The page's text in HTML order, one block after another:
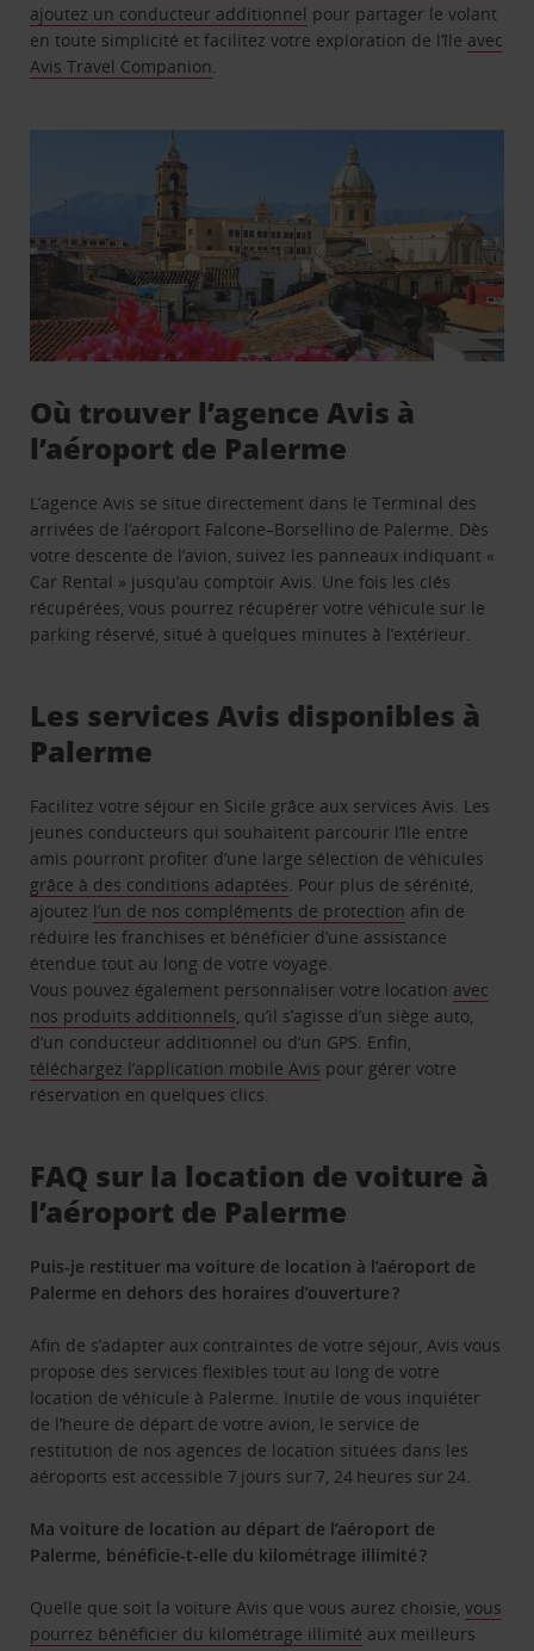
ajoutez un conducteur additionnel pour partager le volant
en toute simplicité et facilitez votre exploration de l’île avec
Avis Travel Companion
Où trouver l’agence Avis à
l’aéroport de Palerme
L’agence Avis se situe directement dans le Terminal des
arrivées de l’aéroport Falcone–Borsellino de Palerme. Dès
votre descente de l’avion, suivez les panneaux indiquant «
Car Rental » jusqu’au comptoir Avis. Une fois les clés
récupérées, vous pourrez récupérer votre véhicule sur le
parking réservé, situé à quelques minutes à l’extérieur.
Les services Avis disponibles à
Palerme
Facilitez votre séjour en Sicile grâce aux services Avis. Les
jeunes conducteurs qui souhaitent parcourir l’île entre
amis pourront profiter d’une large sélection de véhicules
grâce à des conditions adaptées . Pour plus de sérénité,
ajoutez l’un de nos compléments de protection afin de
réduire les franchises et bénéficier d’une assistance
étendue tout au long de votre voyage.
Vous pouvez également personnaliser votre location avec
nos produits additionnels , qu’il s’agisse d’un siège auto,
d’un conducteur additionnel ou d’un GPS. Enfin,
téléchargez l’application mobile Avis pour gérer votre
réservation en quelques clics.
FAQ sur la location de voiture à
l’aéroport de Palerme
Puis-je restituer ma voiture de location à l’aéroport de
Palerme en dehors des horaires d’ouverture ?
Afin de s’adapter aux contraintes de votre séjour, Avis vous
propose des services flexibles tout au long de votre
location de véhicule à Palerme. Inutile de vous inquiéter
de l’heure de départ de votre avion, le service de
restitution de nos agences de location situées dans les
aéroports est accessible 7 jours sur 7, 24 heures sur 24.
Ma voiture de location au départ de l’aéroport de
Palerme, bénéficie-t-elle du kilométrage illimité ?
Quelle que soit la voiture Avis que vous aurez choisie,vous
pourrez bénéficier du kilométrage illimité aux meilleurs